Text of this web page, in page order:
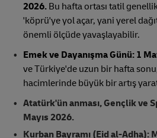
2026.Bu hafta ortası tatil
'köprü'ye yol açar, yani yerel
önemli ölçüde yavaşlayabilir.
Emek ve Dayanışma Günü: 1
ve Türkiye'de uzun bir hafta
hacimlerinde büyük bir artış
Atatürk'ün anması, Gençlik ve
Mayıs 2026.
Kurban Bayramı (Eid al-Adha):